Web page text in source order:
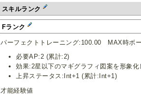
スキルランク
Fランク
パーフェクトトレーニング:100.00 MAX時ボ
必要AP:2 (累計:2)
効果:2星以下のマギグラフィ図案を形象
上昇ステータス:Int+1 (累計:Int+1)
才能経験値